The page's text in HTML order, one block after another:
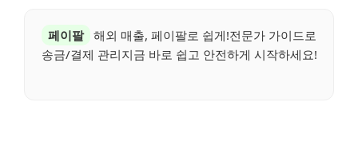
페이팔 해외 매출, 페이팔로 쉽게!전문가 가이드로
송금/결제 관리지금 바로 쉽고 안전하게 시작하세요!